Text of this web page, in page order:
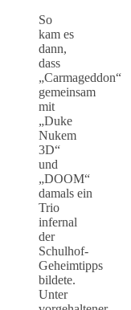
So
kam es
dann,
dass
„Carmageddon“
gemeinsam
mit
„Duke
Nukem
3D“
und
„DOOM“
damals ein
Trio
infernal
der
Schulhof-
Geheimtipps
bildete.
Unter